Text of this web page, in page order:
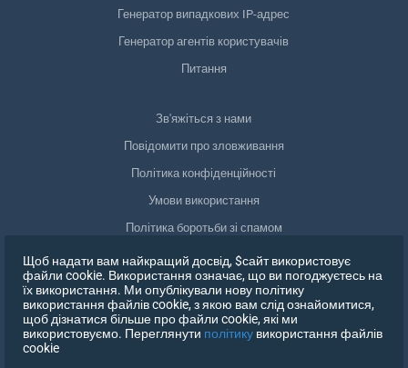
Генератор випадкових IP-адрес
Генератор агентів користувачів
Питання
Зв'яжіться з нами
Повідомити про зловживання
Політика конфіденційності
Умови використання
Політика боротьби зі спамом
Відповідність GDPR
Видалити мої дані
Відкликати згоду
Щоб надати вам найкращий досвід, $сайт використовує
файли cookie. Використання означає, що ви погоджуєтесь на
їх використання. Ми опублікували нову політику
використання файлів cookie, з якою вам слід ознайомитися,
щоб дізнатися більше про файли cookie, які ми
використовуємо. Переглянути політику використання файлів
cookie